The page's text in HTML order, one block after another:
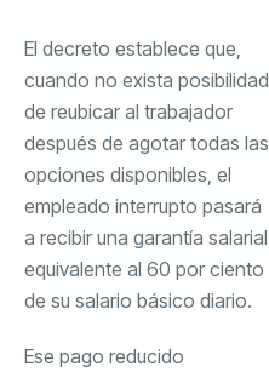
El decreto establece que,
cuando no exista posibilidad
de reubicar al trabajador
después de agotar todas las
opciones disponibles, el
empleado interrupto pasará
a recibir una garantía salarial
equivalente al 60 por ciento
de su salario básico diario.
Ese pago reducido